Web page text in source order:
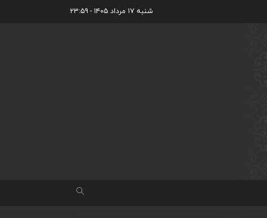
شنبه ۱۷ مرداد ۱۴۰۵ - ۲۳:۵۹